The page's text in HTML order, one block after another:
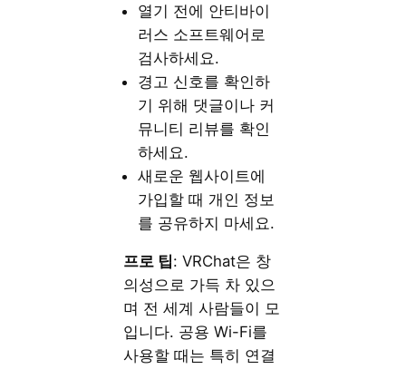
열기 전에 안티바이
러스 소프트웨어로
검사하세요.
경고 신호를 확인하
기 위해 댓글이나 커
뮤니티 리뷰를 확인
하세요.
새로운 웹사이트에
가입할 때 개인 정보
를 공유하지 마세요.
프로 팁: VRChat은 창
의성으로 가득 차 있으
며 전 세계 사람들이 모
입니다. 공용 Wi-Fi를
사용할 때는 특히 연결